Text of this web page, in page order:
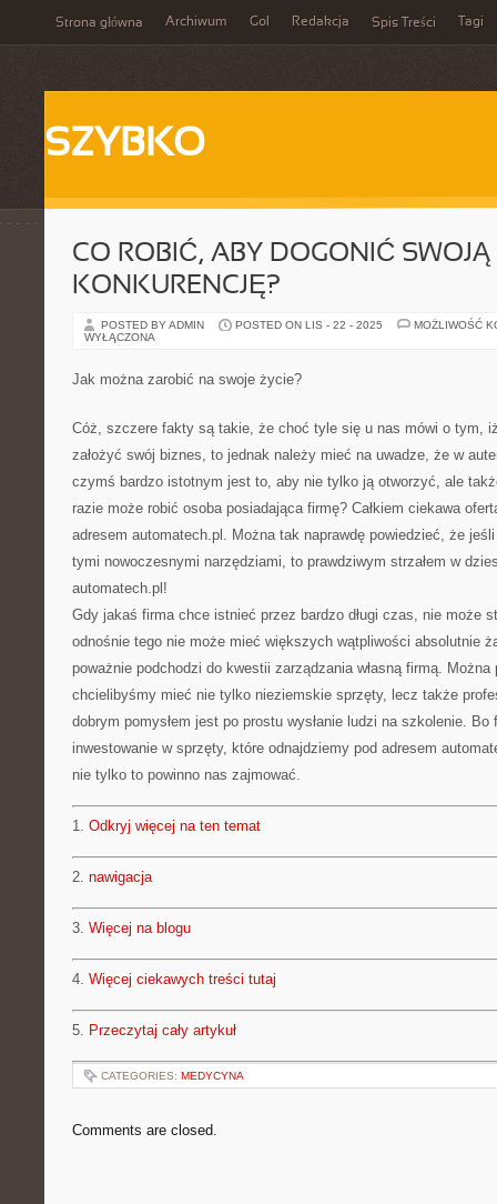
Strona główna Archiwum Gol Redakcja Spis Treści Tagi
SZYBKO
CO ROBIĆ, ABY DOGONIĆ SWOJĄ
KONKURENCJĘ?
POSTED BY ADMIN POSTED ON LIS - 22 - 2025
MOŻLIWOŚĆ
WYŁĄCZONA
Jak można zarobić na swoje życie?
Cóż, szczere fakty są takie, że choć tyle się u nas mówi o tym,
założyć swój biznes, to jednak należy mieć na uwadze, że w
czymś bardzo istotnym jest to, aby nie tylko ją otworzyć, ale
razie może robić osoba posiadająca firmę? Całkiem ciekawa
adresem automatech.pl. Można tak naprawdę powiedzieć, że
tymi nowoczesnymi narzędziami, to prawdziwym strzałem w
automatech.pl!
Gdy jakaś firma chce istnieć przez bardzo długi czas, nie może
odnośnie tego nie może mieć większych wątpliwości absolutnie
poważnie podchodzi do kwestii zarządzania własną firmą.
chcielibyśmy mieć nie tylko nieziemskie sprzęty, lecz także
dobrym pomysłem jest po prostu wysłanie ludzi na szkolenie.
inwestowanie w sprzęty, które odnajdziemy pod adresem
nie tylko to powinno nas zajmować.
1. Odkryj więcej na ten temat
2. nawigacja
3. Więcej na blogu
4. Więcej ciekawych treści tutaj
5. Przeczytaj cały artykuł
CATEGORIES: MEDYCYNA
Comments are closed.